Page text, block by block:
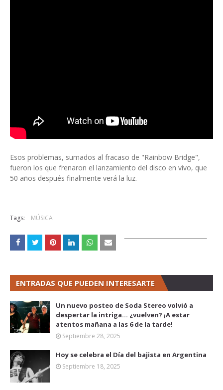
Esos problemas, sumados al fracaso de "Rainbow Bridge",
fueron los que frenaron el lanzamiento del disco en vivo, que
50 años después finalmente verá la luz.
Tags: MÚSICA
ENTRADAS QUE PUEDEN INTERESARTE
Un nuevo posteo de Soda Stereo volvió a
despertar la intriga... ¿vuelven? ¡A estar
atentos mañana a las 6 de la tarde!
Septiembre 28, 2025
Hoy se celebra el Día del bajista en Argentina
Septiembre 18, 2025